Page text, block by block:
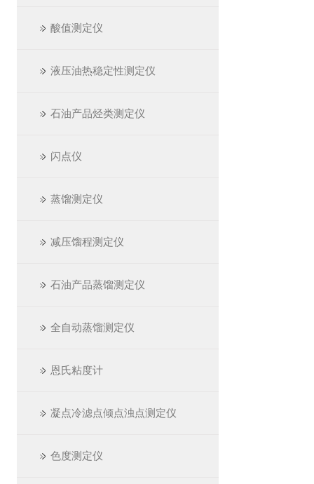
酸值测定仪
液压油热稳定性测定仪
石油产品烃类测定仪
闪点仪
蒸馏测定仪
减压馏程测定仪
石油产品蒸馏测定仪
全自动蒸馏测定仪
恩氏粘度计
凝点冷滤点倾点浊点测定仪
色度测定仪